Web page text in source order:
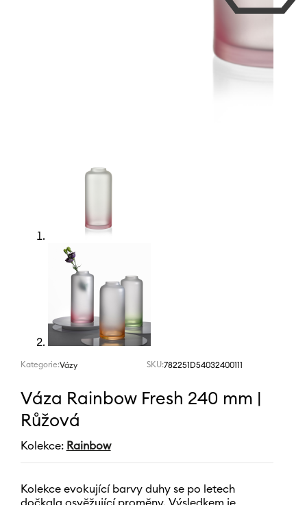
Kategorie:Vázy SKU:782251D54032400111
Váza Rainbow Fresh 240 mm |
Růžová
Kolekce: Rainbow
Kolekce evokující barvy duhy se po letech
dočkala osvěžující proměny. Výsledkem je